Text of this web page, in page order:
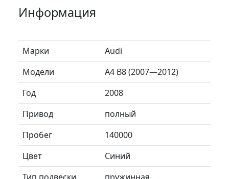
Информация
Марки
Audi
Модели
A4 B8 (2007—2012)
Год
2008
Привод
полный
Пробег
140000
Цвет
Синий